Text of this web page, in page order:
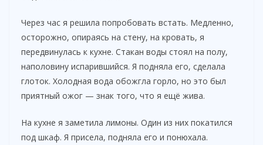
Через час я решила попробовать встать. Медленно,
осторожно, опираясь на стену, на кровать, я
передвинулась к кухне. Стакан воды стоял на полу,
наполовину испарившийся. Я подняла его, сделала
глоток. Холодная вода обожгла горло, но это был
приятный ожог — знак того, что я ещё жива.
На кухне я заметила лимоны. Один из них покатился
под шкаф. Я присела, подняла его и понюхала.